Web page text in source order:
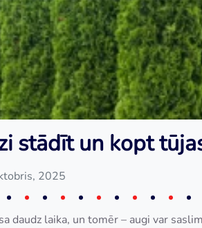
stādīt un kopt
2025
daudz laika, un tomēr – augi var